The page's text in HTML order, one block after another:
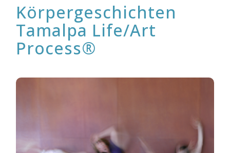
Ausbildung / Seminare
Tamalpa Life/Art Process®
Über uns
Kontakt
Termine
Körpergeschichten
Tamalpa Life/Art
Process®